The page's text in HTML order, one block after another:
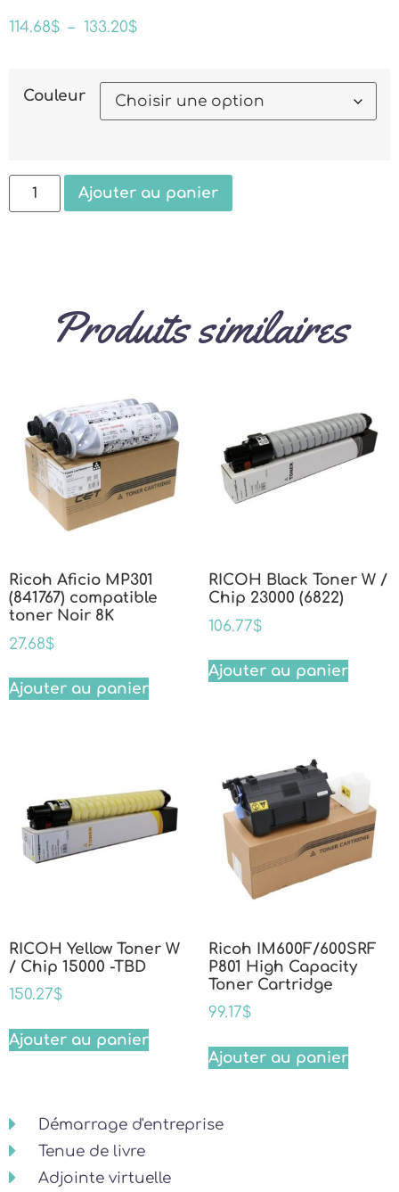
114.68$ – 133.20$
Couleur
Ajouter au panier
Produits similaires
Ricoh Aficio MP301
(841767) compatible
toner Noir 8K
27.68$
Ajouter au panier
RICOH Black Toner W /
Chip 23000 (6822)
106.77$
Ajouter au panier
RICOH Yellow Toner W
/ Chip 15000 -TBD
150.27$
Ajouter au panier
Ricoh IM600F/600SRF
P801 High Capacity
Toner Cartridge
99.17$
Ajouter au panier
Démarrage d'entreprise
Tenue de livre
Adjointe virtuelle